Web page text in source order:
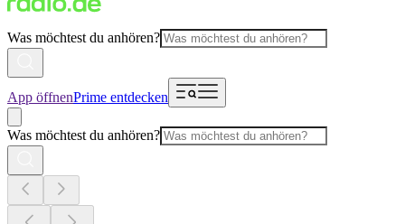
Was möchtest du anhören?
App öffnenPrime entdecken
Was möchtest du anhören?